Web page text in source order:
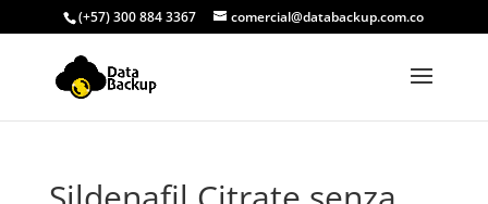
(+57) 300 884 3367 comercial@databackup.com.co